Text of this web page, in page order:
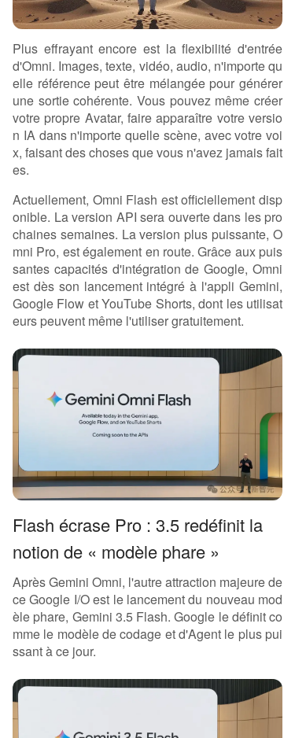
Plus effrayant encore est la flexibilité d'entrée
d'Omni. Images, texte, vidéo, audio, n'importe qu
elle référence peut être mélangée pour générer
une sortie cohérente. Vous pouvez même créer
votre propre Avatar, faire apparaître votre versio
n IA dans n'importe quelle scène, avec votre voi
x, faisant des choses que vous n'avez jamais fait
es.
Actuellement, Omni Flash est officiellement disp
onible. La version API sera ouverte dans les pro
chaines semaines. La version plus puissante, O
mni Pro, est également en route. Grâce aux puis
santes capacités d'intégration de Google, Omni
est dès son lancement intégré à l'appli Gemini,
Google Flow et YouTube Shorts, dont les utilisat
eurs peuvent même l'utiliser gratuitement.
Flash écrase Pro : 3.5 redéfinit la
notion de « modèle phare »
Après Gemini Omni, l'autre attraction majeure de
ce Google I/O est le lancement du nouveau mod
èle phare, Gemini 3.5 Flash. Google le définit co
mme le modèle de codage et d'Agent le plus pui
ssant à ce jour.